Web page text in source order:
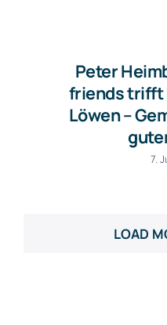
Peter
friends trifft
Löwen –
7.
LOAD